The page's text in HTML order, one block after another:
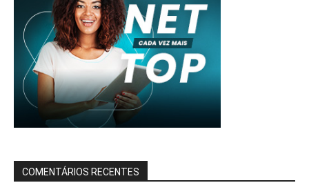
COMENTÁRIOS RECENTES